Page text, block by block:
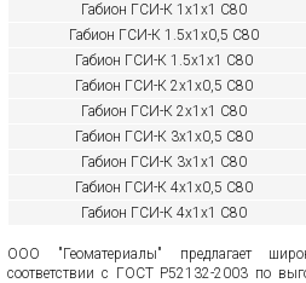
Габион ГСИ-К 1х1х1 С80
Габион ГСИ-К 1.5х1х0,5 С80
Габион ГСИ-К 1.5х1х1 С80
Габион ГСИ-К 2х1х0,5 С80
Габион ГСИ-К 2х1х1 С80
Габион ГСИ-К 3х1х0,5 С80
Габион ГСИ-К 3х1х1 С80
Габион ГСИ-К 4х1х0,5 С80
Габион ГСИ-К 4х1х1 С80
ООО "Геоматериалы" предлагает
соответствии с ГОСТ Р52132-2003 по